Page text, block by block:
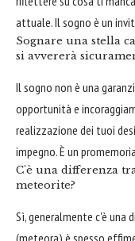
attuale. Il sogno è un
Sognare una stella
si avvererà
Il sogno non è una
opportunità e
realizzazione dei tuoi
impegno. È un
C'è una differenza
meteorite?
Sì, generalmente c'è una